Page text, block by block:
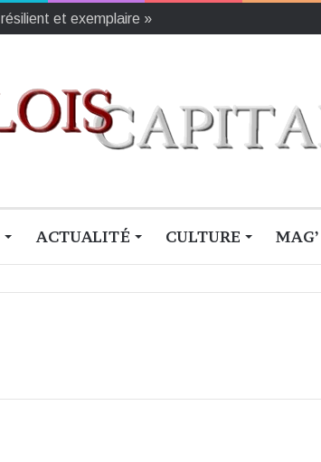
ACTUALITÉ CULTURE MAG’